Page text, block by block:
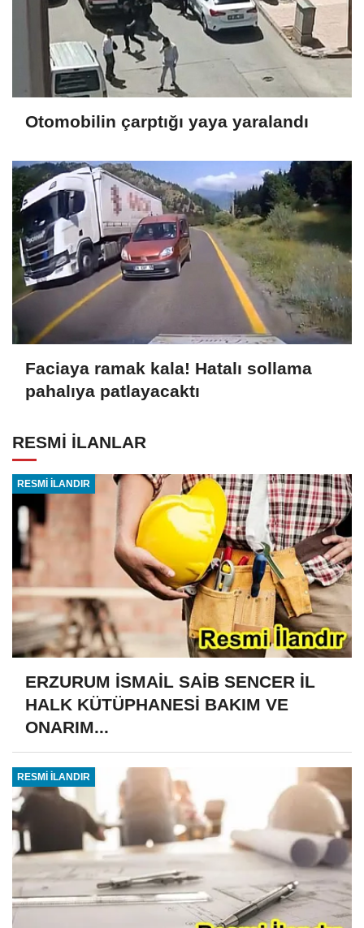
Otomobilin çarptığı yaya yaralandı
Faciaya ramak kala! Hatalı sollama
pahalıya patlayacaktı
RESMİ İLANLAR
RESMİ İLANDIR
ERZURUM İSMAİL SAİB SENCER İL
HALK KÜTÜPHANESİ BAKIM VE
ONARIM...
RESMİ İLANDIR